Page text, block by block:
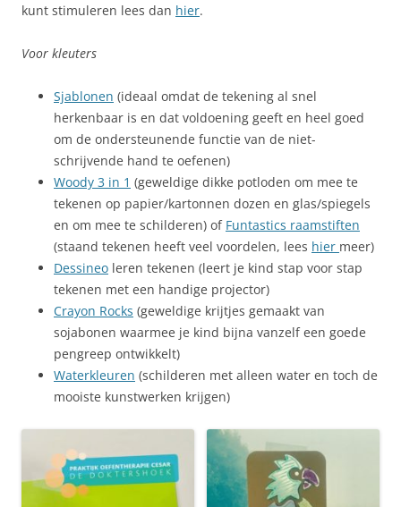
kunt stimuleren lees dan hier.
Voor kleuters
Sjablonen (ideaal omdat de tekening al snel
herkenbaar is en dat voldoening geeft en heel goed
om de ondersteunende functie van de niet-
schrijvende hand te oefenen)
Woody 3 in 1 (geweldige dikke potloden om mee te
tekenen op papier/kartonnen dozen en glas/spiegels
en om mee te schilderen) of Funtastics raamstiften
(staand tekenen heeft veel voordelen, lees hier meer)
Dessineo leren tekenen (leert je kind stap voor stap
tekenen met een handige projector)
Crayon Rocks (geweldige krijtjes gemaakt van
sojabonen waarmee je kind bijna vanzelf een goede
pengreep ontwikkelt)
Waterkleuren (schilderen met alleen water en toch de
mooiste kunstwerken krijgen)